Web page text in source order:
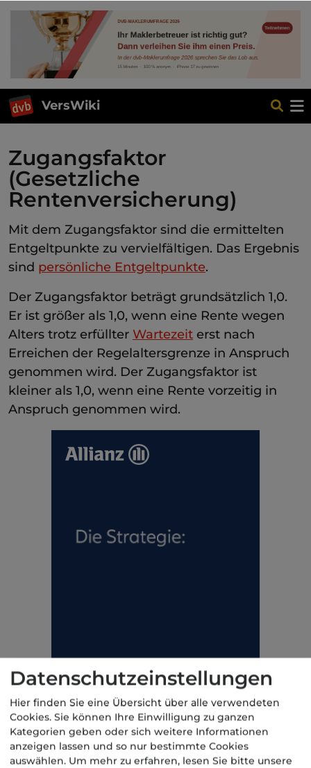
VersWiki
Zugangsfaktor
(Gesetzliche
Rentenversicherung)
Mit dem Zugangsfaktor sind die ermittelten
Entgeltpunkte zu vervielfältigen. Das Ergebnis
sind persönliche Entgeltpunkte.
Der Zugangsfaktor beträgt grundsätzlich 1,0.
Er ist größer als 1,0, wenn eine Rente wegen
Alters trotz erfüllter Wartezeit erst nach
Erreichen der Regelaltersgrenze in Anspruch
genommen wird. Der Zugangsfaktor ist
kleiner als 1,0, wenn eine Rente vorzeitig in
Anspruch genommen wird.
Datenschutzeinstellungen
Hier finden Sie eine Übersicht über alle verwendeten
Cookies. Sie können Ihre Einwilligung zu ganzen
Kategorien geben oder sich weitere Informationen
anzeigen lassen und so nur bestimmte Cookies
auswählen. Um mehr zu erfahren, lesen Sie bitte unsere